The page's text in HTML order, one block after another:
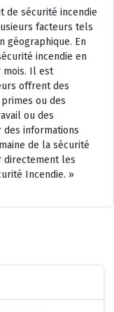
de sécurité incendie
facteurs tels
géographique. En
incendie en
mois. Il est
offrent des
ou des
ou des
informations
de la sécurité
directement les
Incendie. »